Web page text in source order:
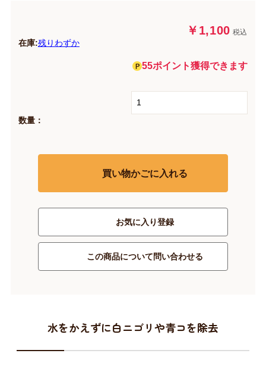
￥1,100 税込
在庫:残りわずか
55ポイント獲得できます
数量：
買い物かごに入れる
お気に入り登録
この商品について問い合わせる
水をかえずに白ニゴリや青コを除去